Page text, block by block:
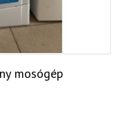
mosógép